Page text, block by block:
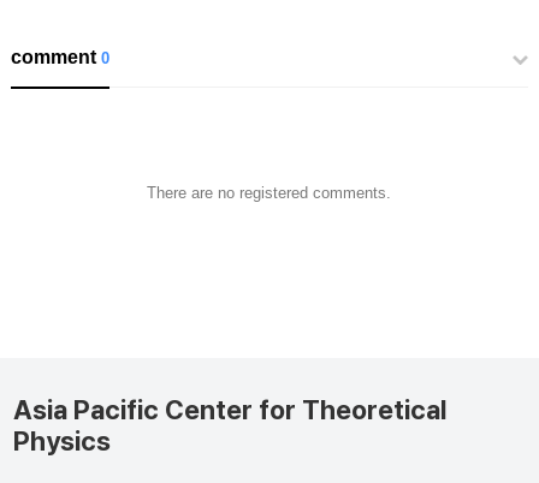
comment0
There are no registered comments.
Asia Pacific Center for Theoretical
Physics